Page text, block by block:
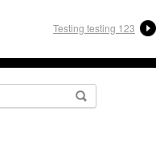
Testing testing 123